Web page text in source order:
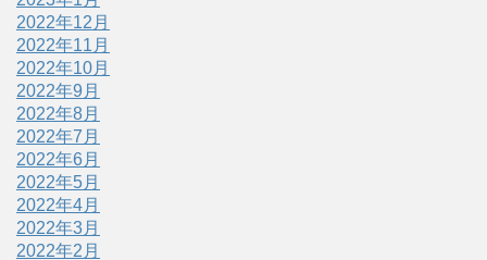
2022年12月
2022年11月
2022年10月
2022年9月
2022年8月
2022年7月
2022年6月
2022年5月
2022年4月
2022年3月
2022年2月